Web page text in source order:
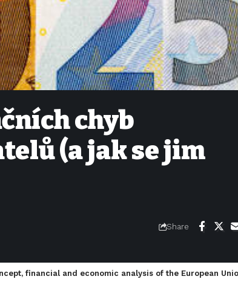
chyb
(a jak se jim
Share
financial and economic analysis of the European